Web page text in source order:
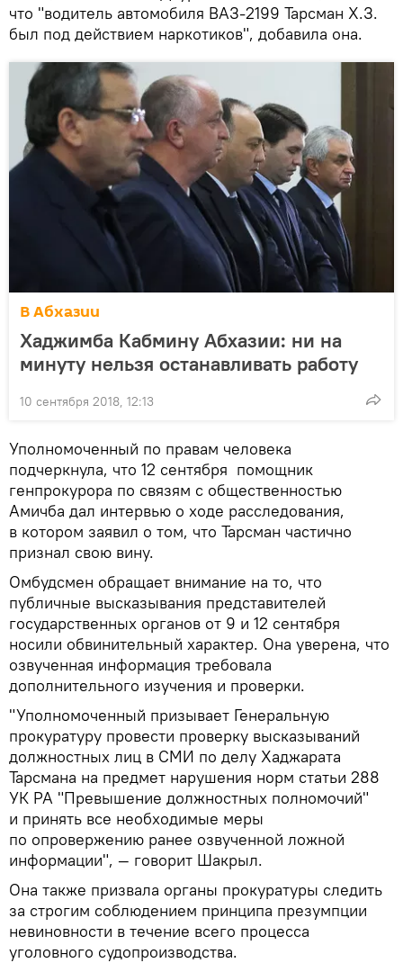
что "водитель автомобиля ВАЗ-2199 Тарсман Х.З.
был под действием наркотиков", добавила она.
В Абхазии
Хаджимба Кабмину Абхазии: ни на
минуту нельзя останавливать работу
10 сентября 2018, 12:13
Уполномоченный по правам человека
подчеркнула, что 12 сентября помощник
генпрокурора по связям с общественностью
Амичба дал интервью о ходе расследования,
в котором заявил о том, что Тарсман частично
признал свою вину.
Омбудсмен обращает внимание на то, что
публичные высказывания представителей
государственных органов от 9 и 12 сентября
носили обвинительный характер. Она уверена, что
озвученная информация требовала
дополнительного изучения и проверки.
"Уполномоченный призывает Генеральную
прокуратуру провести проверку высказываний
должностных лиц в СМИ по делу Хаджарата
Тарсмана на предмет нарушения норм статьи 288
УК РА "Превышение должностных полномочий"
и принять все необходимые меры
по опровержению ранее озвученной ложной
информации", — говорит Шакрыл.
Она также призвала органы прокуратуры следить
за строгим соблюдением принципа презумпции
невиновности в течение всего процесса
уголовного судопроизводства.